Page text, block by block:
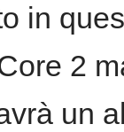
in
2
un